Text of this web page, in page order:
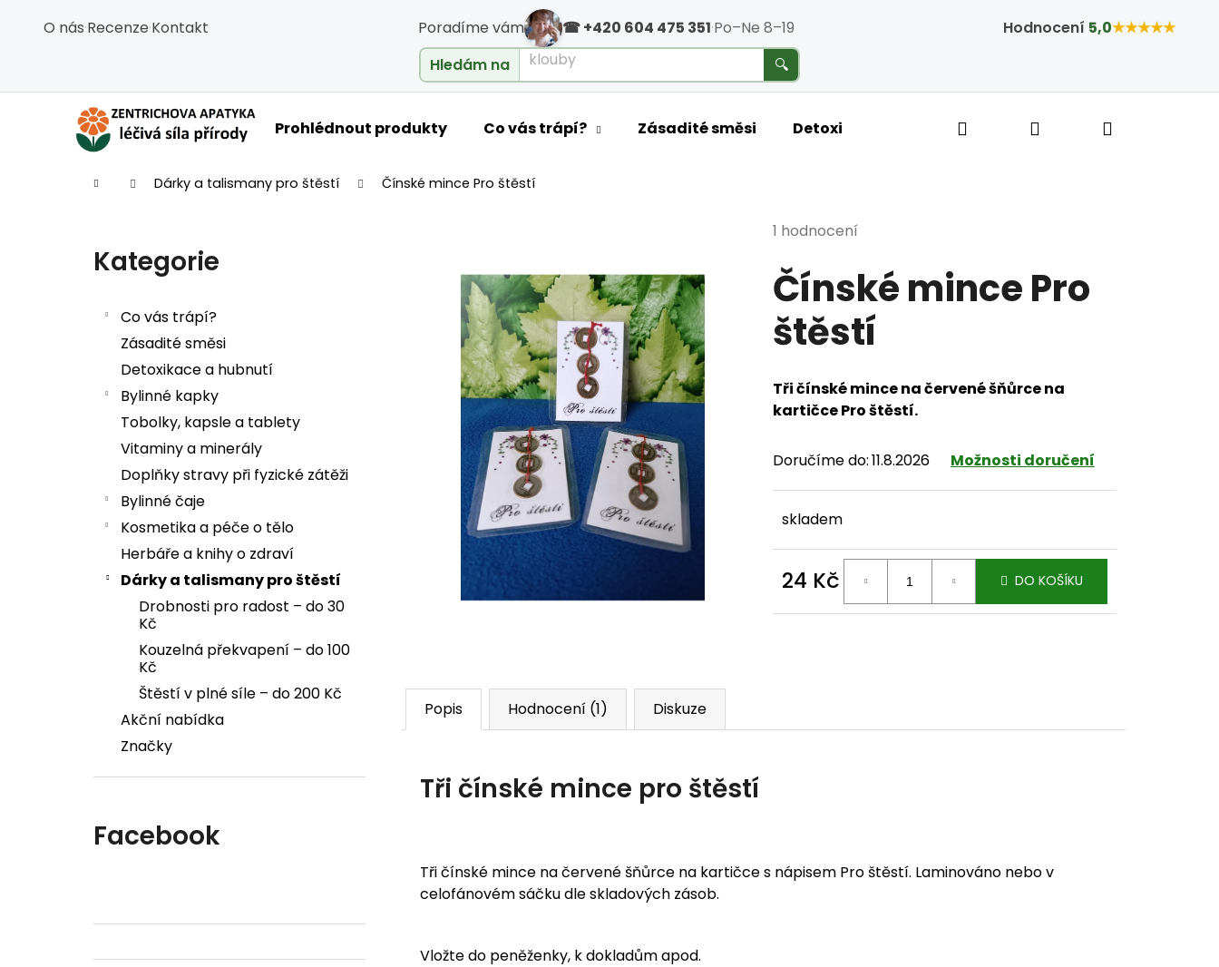
O nás·Recenze·Kontakt Poradíme vám ☎ +420 604 475 351·Po–Ne 8–19 Hodnocení 5,0★★★★★
Hledám na
klouby
🔍
Prohlédnout produkty Co vás trápí? Zásadité směsi Detoxikace a hubnutí Bylinné kapky
Hledat PřihlášeníNákupní
Domů Dárky a talismany pro štěstí Čínské mince Pro štěstí
Přeskočit kategorie
Kategorie
Co vás trápí?
Zásadité směsi
Detoxikace a hubnutí
Bylinné kapky
Tobolky, kapsle a tablety
Vitaminy a minerály
Doplňky stravy při fyzické zátěži
Bylinné čaje
Kosmetika a péče o tělo
Herbáře a knihy o zdraví
Dárky a talismany pro štěstí
Drobnosti pro radost – do 30
Kč
Kouzelná překvapení – do 100
Kč
Štěstí v plné síle – do 200 Kč
Akční nabídka
Značky
Facebook
Průměrné hodnocení produktu je 5,0 z 5 hvězdiček.
1 hodnocení
Čínské mince Pro
štěstí
Tři čínské mince na červené šňůrce na
kartičce Pro štěstí.
Doručíme do:11.8.2026 Možnosti doručení
skladem
24 Kč
Měrná cena:
DO KOŠÍKU
Popis Hodnocení (1) Diskuze
Tři čínské mince pro štěstí
Tři čínské mince na červené šňůrce na kartičce s nápisem Pro štěstí. Laminováno nebo v
celofánovém sáčku dle skladových zásob.
Vložte do peněženky, k dokladům apod.
Košík
Co potřebujete najít?
Doporučujeme